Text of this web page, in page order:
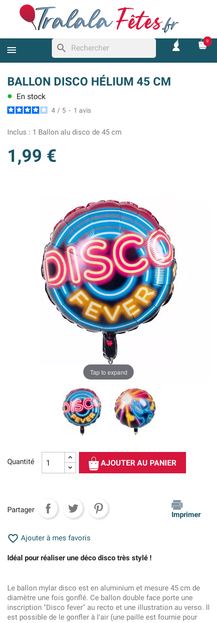
search
0
BALLON DISCO HÉLIUM 45 CM
lens En stock
4 / 5 - 1 avis
Inclus : 1 Ballon alu disco de 45 cm
1,99 €
Tap to expand
Quantité AJOUTER AU PANIER
Partager
Imprimer
 Ajouter à mes favoris
Idéal pour réaliser une déco disco très stylé !
Le ballon mylar disco est en aluminium et mesure 45 cm de
diamètre une fois gonflé. Ce ballon double face porte une
inscription "Disco fever" au recto et une illustration au verso. Il
est possible de le gonfler à l'air (une paille est fournie pour